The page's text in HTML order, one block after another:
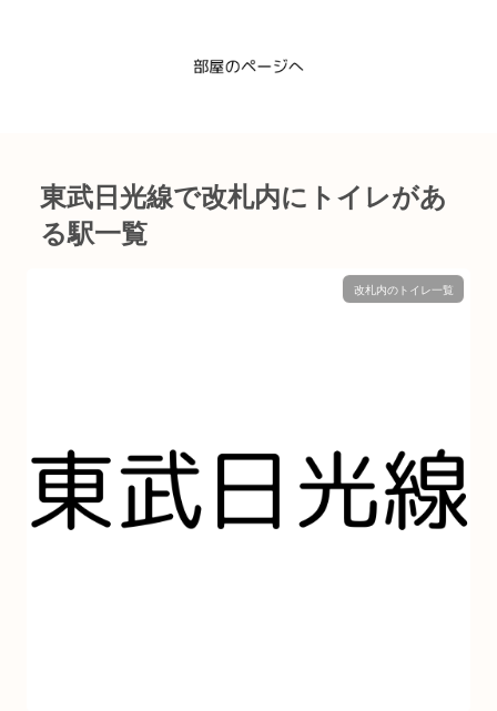
東武日光線で改札内にトイレがあ
る駅一覧
改札内のトイレ一覧